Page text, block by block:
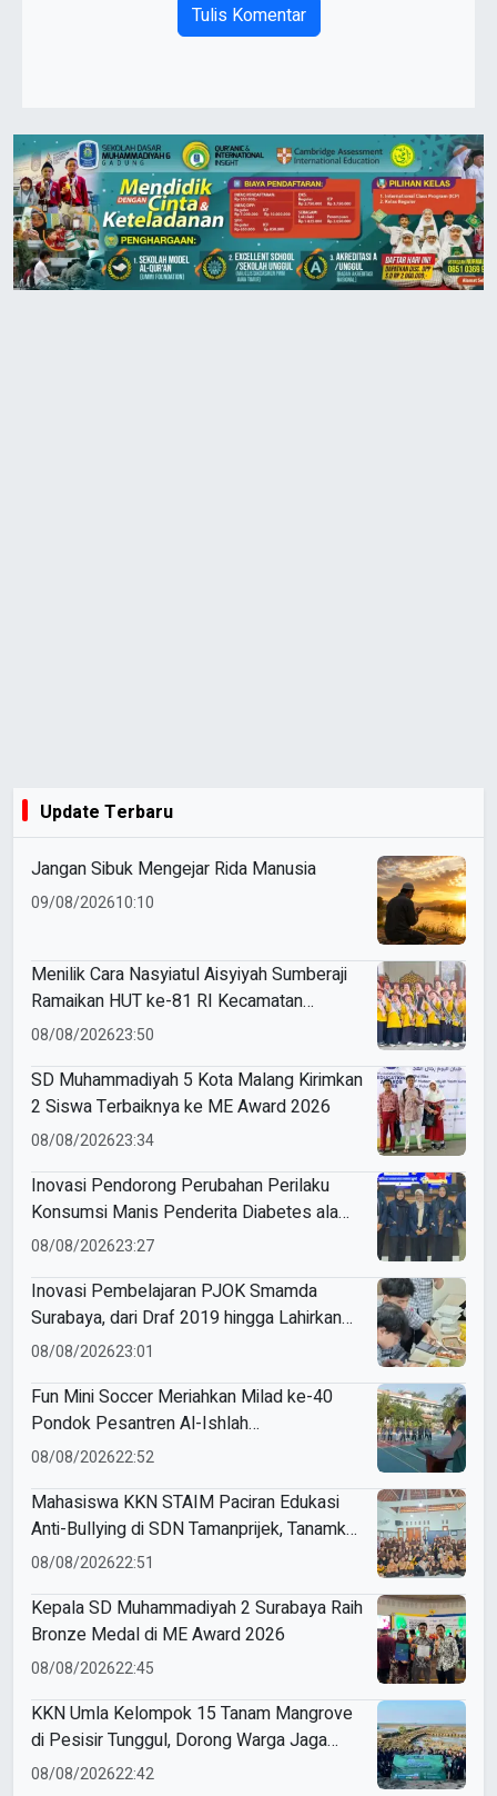
Tulis Komentar
Update Terbaru
Jangan Sibuk Mengejar Rida Manusia
09/08/202610:10
Menilik Cara Nasyiatul Aisyiyah Sumberaji
Ramaikan HUT ke-81 RI Kecamatan
Sukodadi
08/08/202623:50
SD Muhammadiyah 5 Kota Malang Kirimkan
2 Siswa Terbaiknya ke ME Award 2026
08/08/202623:34
Inovasi Pendorong Perubahan Perilaku
Konsumsi Manis Penderita Diabetes ala
Mahasiswa Unesa
08/08/202623:27
Inovasi Pembelajaran PJOK Smamda
Surabaya, dari Draf 2019 hingga Lahirkan
Modul Gizi Digital
08/08/202623:01
Fun Mini Soccer Meriahkan Milad ke-40
Pondok Pesantren Al-Ishlah
Sendangagung
08/08/202622:52
Mahasiswa KKN STAIM Paciran Edukasi
Anti-Bullying di SDN Tamanprijek, Tanamkan
Empati Sejak Dini
08/08/202622:51
Kepala SD Muhammadiyah 2 Surabaya Raih
Bronze Medal di ME Award 2026
08/08/202622:45
KKN Umla Kelompok 15 Tanam Mangrove
di Pesisir Tunggul, Dorong Warga Jaga
Lingkungan
08/08/202622:42